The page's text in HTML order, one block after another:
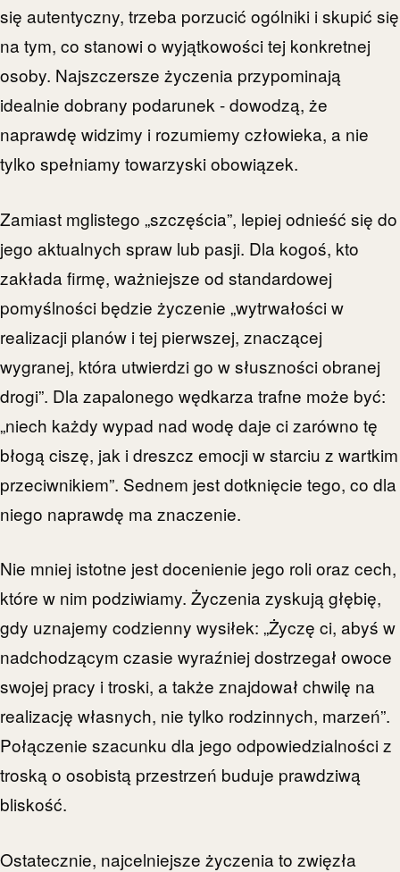
się autentyczny, trzeba porzucić ogólniki i skupić się
na tym, co stanowi o wyjątkowości tej konkretnej
osoby. Najszczersze życzenia przypominają
idealnie dobrany podarunek - dowodzą, że
naprawdę widzimy i rozumiemy człowieka, a nie
tylko spełniamy towarzyski obowiązek.
Zamiast mglistego „szczęścia”, lepiej odnieść się do
jego aktualnych spraw lub pasji. Dla kogoś, kto
zakłada firmę, ważniejsze od standardowej
pomyślności będzie życzenie „wytrwałości w
realizacji planów i tej pierwszej, znaczącej
wygranej, która utwierdzi go w słuszności obranej
drogi”. Dla zapalonego wędkarza trafne może być:
„niech każdy wypad nad wodę daje ci zarówno tę
błogą ciszę, jak i dreszcz emocji w starciu z wartkim
przeciwnikiem”. Sednem jest dotknięcie tego, co dla
niego naprawdę ma znaczenie.
Nie mniej istotne jest docenienie jego roli oraz cech,
które w nim podziwiamy. Życzenia zyskują głębię,
gdy uznajemy codzienny wysiłek: „Życzę ci, abyś w
nadchodzącym czasie wyraźniej dostrzegał owoce
swojej pracy i troski, a także znajdował chwilę na
realizację własnych, nie tylko rodzinnych, marzeń”.
Połączenie szacunku dla jego odpowiedzialności z
troską o osobistą przestrzeń buduje prawdziwą
bliskość.
Ostatecznie, najcelniejsze życzenia to zwięzła